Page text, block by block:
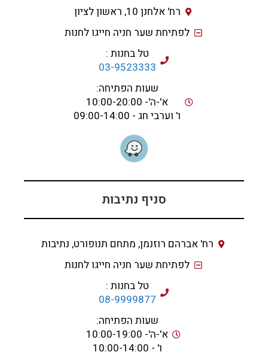
רח' אלחנן 10, ראשון לציון
לפתיחת שער חניה חייגו לחנות
טל בחנות :
03-9523333
שעות הפתיחה:
א'-ה'- 10:00-20:00
ו' וערבי חג - 09:00-14:00
סניף נתיבות
רח' אברהם רוזנמן, מתחם תנופורט, נתיבות
לפתיחת שער חניה חייגו לחנות
טל בחנות :
08-9999877
שעות הפתיחה:
א'-ה'- 10:00-19:00
ו' - 10:00-14:00